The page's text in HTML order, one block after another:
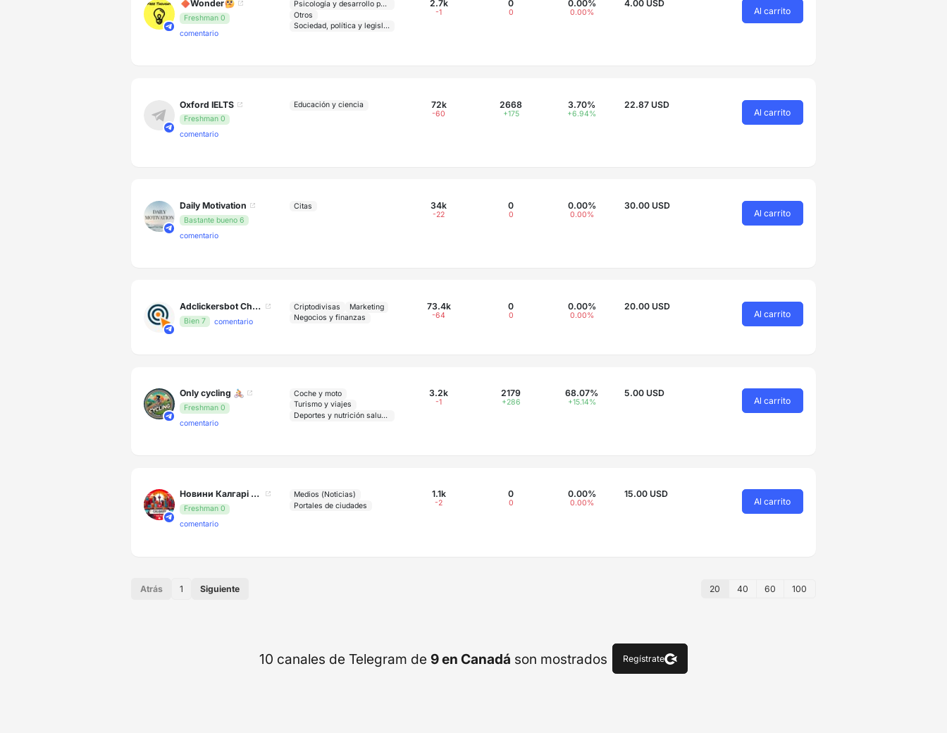
🔶Wonder🤔
Freshman 0
comentario
Psicología y desarrollo personal
Otros
Sociedad, política y legislación
2.7k
-1
0
0
0.00%
0.00%
4.00 USD
Al carrito
Oxford IELTS
Freshman 0
comentario
Educación y ciencia 72k
-60
2668
+175
3.70%
+6.94%
22.87 USD
Al carrito
Daily Motivation
Bastante bueno 6
comentario
Citas 34k
-22
0
0
0.00%
0.00%
30.00 USD
Al carrito
Adclickersbot Channel
Bien 7 comentario
Criptodivisas
Marketing
Negocios y finanzas
73.4k
-64
0
0
0.00%
0.00%
20.00 USD
Al carrito
Оnly cycling 🚴
Freshman 0
comentario
Coche y moto
Turismo y viajes
Deportes y nutrición saludable
3.2k
-1
2179
+286
68.07%
+15.14%
5.00 USD
Al carrito
Новини Калгарі | Calgary News
Freshman 0
comentario
Medios (Noticias)
Portales de ciudades
1.1k
-2
0
0
0.00%
0.00%
15.00 USD
Al carrito
Atrás 1 Siguiente 20 40 60 100
10 canales de Telegram de 9 en Canadá son mostrados Regístrate